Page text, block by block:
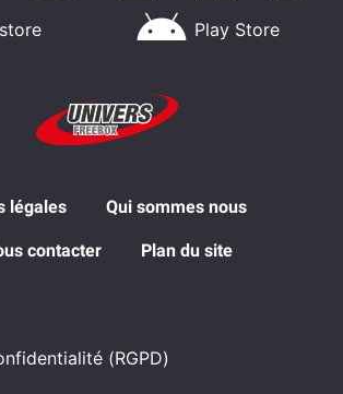
Play Store
légales Qui sommes nous
contacter Plan du site
(RGPD)